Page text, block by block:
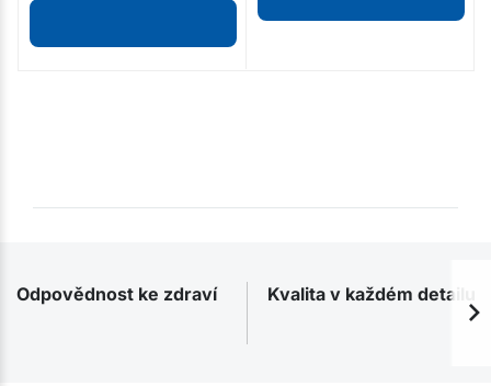
Odpovědnost ke zdraví Kvalita v každém detailu